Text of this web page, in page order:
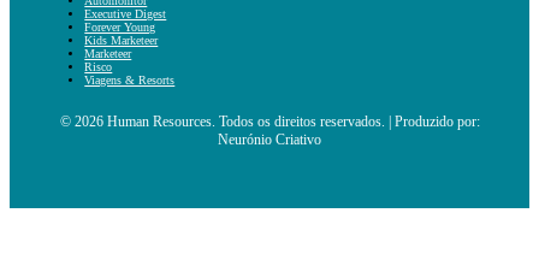
Executive Digest
Forever Young
Kids Marketeer
Marketeer
Risco
Viagens & Resorts
© 2026 Human Resources. Todos os direitos reservados. | Produzido por:
Neurónio Criativo